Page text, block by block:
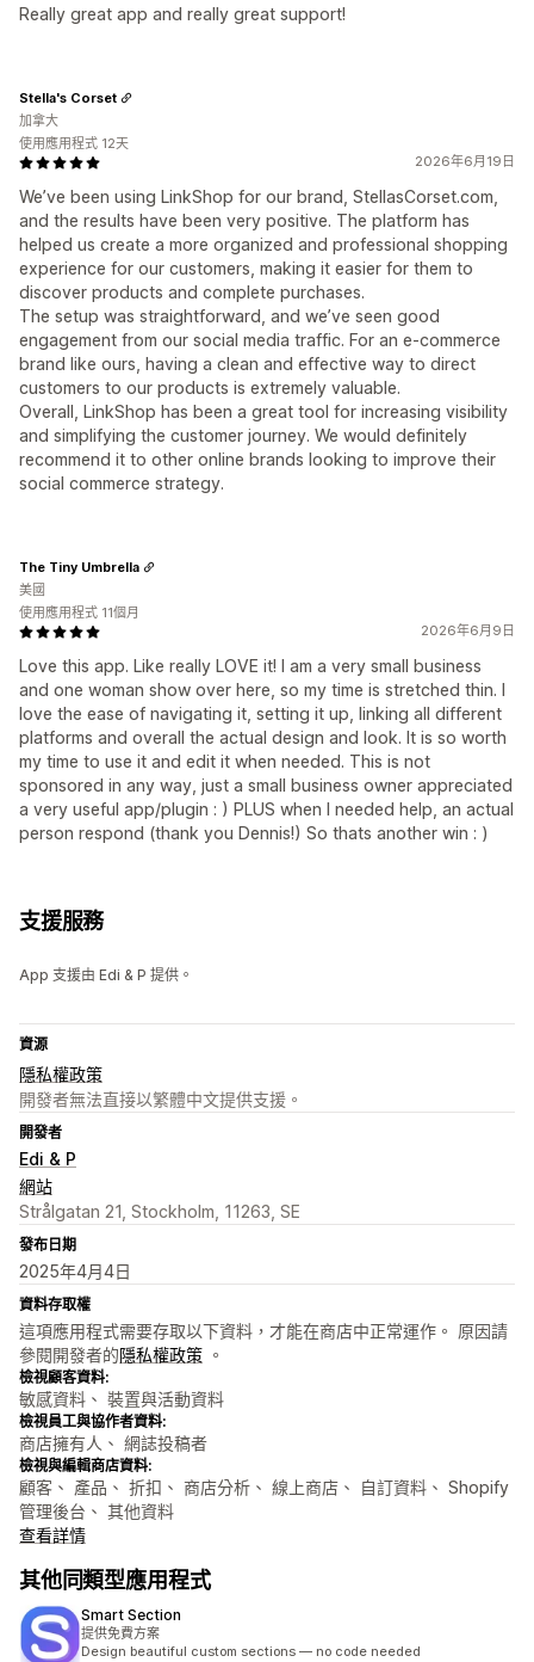
Really great app and really great support!
2026年6月19日
We’ve been using LinkShop for our brand, StellasCorset.com,
and the results have been very positive. The platform has
helped us create a more organized and professional shopping
experience for our customers, making it easier for them to
discover products and complete purchases.
The setup was straightforward, and we’ve seen good
engagement from our social media traffic. For an e-commerce
brand like ours, having a clean and effective way to direct
customers to our products is extremely valuable.
Overall, LinkShop has been a great tool for increasing visibility
and simplifying the customer journey. We would definitely
recommend it to other online brands looking to improve their
social commerce strategy.
Stella's Corset
加拿大
使用應用程式 12天
2026年6月9日
Love this app. Like really LOVE it! I am a very small business
and one woman show over here, so my time is stretched thin. I
love the ease of navigating it, setting it up, linking all different
platforms and overall the actual design and look. It is so worth
my time to use it and edit it when needed. This is not
sponsored in any way, just a small business owner appreciated
a very useful app/plugin : ) PLUS when I needed help, an actual
person respond (thank you Dennis!) So thats another win : )
The Tiny Umbrella
美國
使用應用程式 11個月
支援服務
App 支援由 Edi & P 提供。
資源
隱私權政策
開發者無法直接以繁體中文提供支援。
開發者
Edi & P
網站
Strålgatan 21, Stockholm, 11263, SE
發布日期
2025年4月4日
資料存取權
這項應用程式需要存取以下資料，才能在商店中正常運作。 原因請
參閱開發者的隱私權政策 。
檢視顧客資料:
敏感資料、 裝置與活動資料
檢視員工與協作者資料:
商店擁有人、 網誌投稿者
檢視與編輯商店資料:
顧客、 產品、 折扣、 商店分析、 線上商店、 自訂資料、 Shopify
管理後台、 其他資料
查看詳情
其他同類型應用程式
Smart Section
提供免費方案
Design beautiful custom sections — no code needed